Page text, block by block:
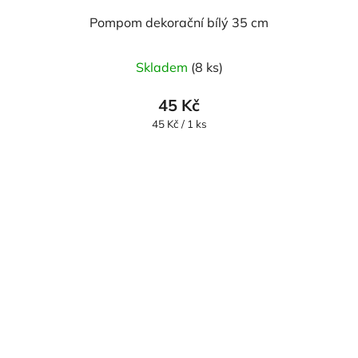
Pompom dekorační bílý 35 cm
Skladem (8 ks)
45 Kč
Měrná
45 Kč / 1 ks